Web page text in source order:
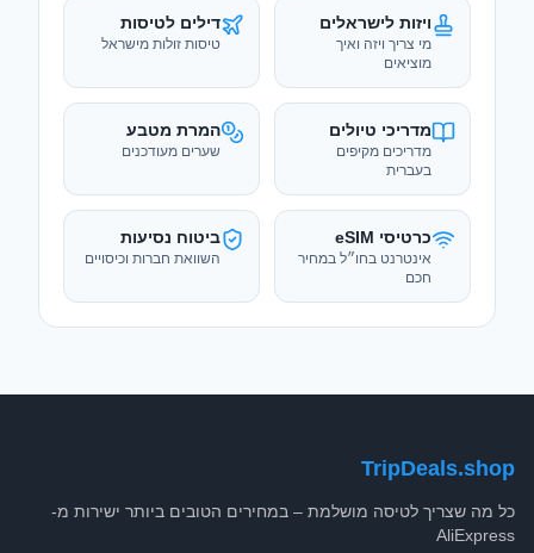
מדריכים מקיפים
בעברית
שערים מעודכנים
אינטרנט בחו״ל במחיר
חכם
השוואת חברות וכיסויים
TripDeals.shop
כל מה שצריך לטיסה מושלמת – במחירים הטובים ביותר ישירות מ-
AliExpress